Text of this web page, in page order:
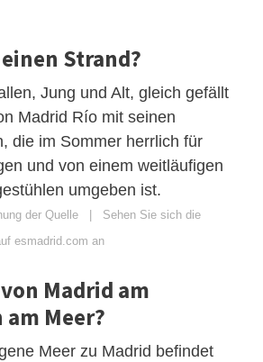
Strand?
Jung und Alt, gleich gefällt
Madrid Río mit seinen
die im Sommer herrlich für
und von einem weitläufigen
umgeben ist.
der Quelle
Sehen Sie sich die
esmadrid.com an
Madrid am
Meer?
Meer zu Madrid befindet